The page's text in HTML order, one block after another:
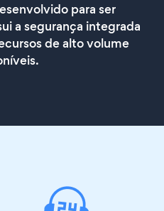
para ser
a segurança integrada
de alto volume